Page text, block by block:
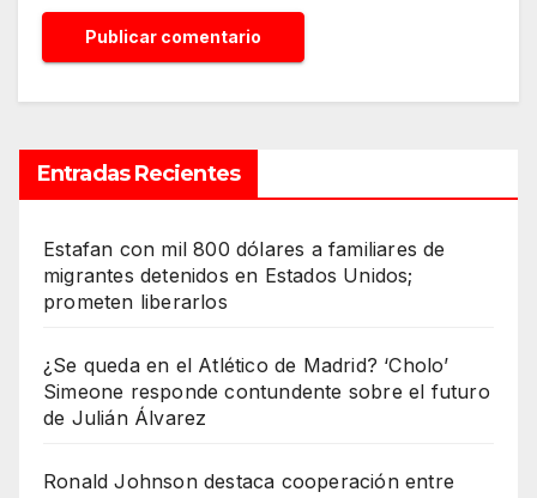
Entradas Recientes
Estafan con mil 800 dólares a familiares de
migrantes detenidos en Estados Unidos;
prometen liberarlos
¿Se queda en el Atlético de Madrid? ‘Cholo’
Simeone responde contundente sobre el futuro
de Julián Álvarez
Ronald Johnson destaca cooperación entre